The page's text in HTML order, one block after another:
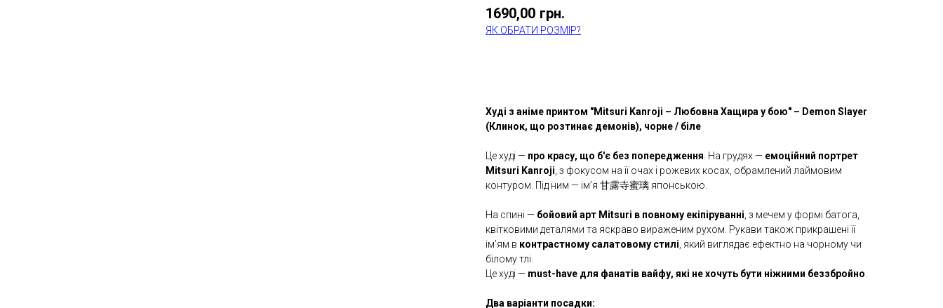
1690,00 грн.
ЯК ОБРАТИ РОЗМІР?
Худі з аніме принтом "Mitsuri Kanroji – Любовна Хащира у бою" – Demon Slayer
(Клинок, що розтинає демонів), чорне / біле
Це худі — про красу, що б'є без попередження . На грудях — емоційний портрет
Mitsuri Kanroji , з фокусом на її очах і рожевих косах, обрамлений лаймовим
контуром. Під ним — ім’я 甘露寺蜜璃 японською.
На спині — бойовий арт Mitsuri в повному екіпіруванні , з мечем у формі батога,
квітковими деталями та яскраво вираженим рухом. Рукави також прикрашені її
ім’ям в контрастному салатовому стилі , який виглядає ефектно на чорному чи
білому тлі.
Це худі — must-have для фанатів вайфу, які не хочуть бути ніжними беззбройно
Два варіанти посадки: